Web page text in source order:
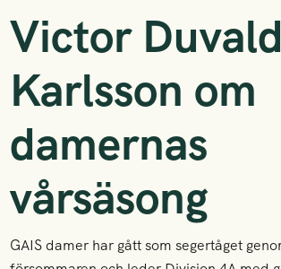
Victor Duvald
Karlsson om
damernas
vårsäsong
GAIS damer har gått som segertåget